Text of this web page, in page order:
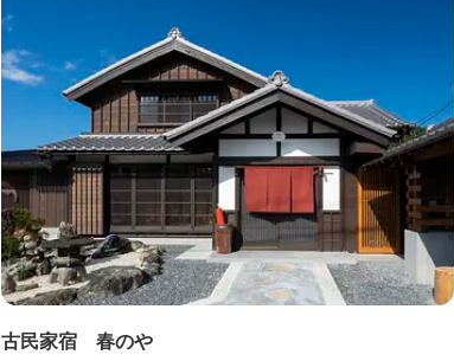
古民家宿 春のや